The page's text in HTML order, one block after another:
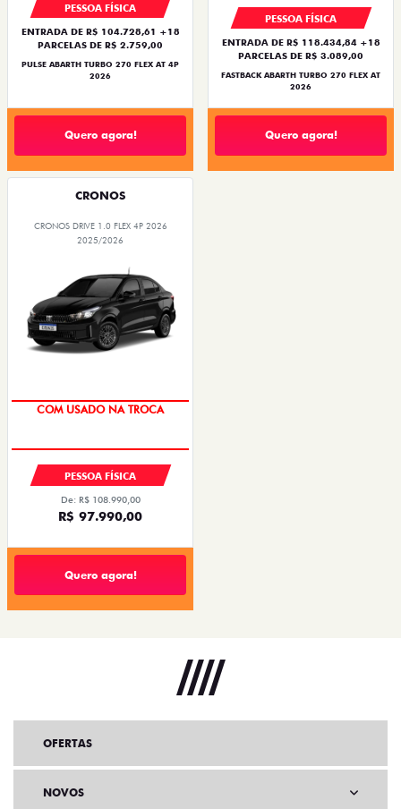
PESSOA FÍSICA
ENTRADA DE R$ 104.728,61 +18
PARCELAS DE R$ 2.759,00
PULSE ABARTH TURBO 270 FLEX AT 4P
2026
Quero agora!
PESSOA FÍSICA
ENTRADA DE R$ 118.434,84 +18
PARCELAS DE R$ 3.089,00
FASTBACK ABARTH TURBO 270 FLEX AT
2026
Quero agora!
CRONOS
CRONOS DRIVE 1.0 FLEX 4P 2026
2025/2026
SUPER DESCONTO
PESSOA FÍSICA
De: R$ 108.990,00
R$ 97.990,00
Quero agora!
OFERTAS
NOVOS